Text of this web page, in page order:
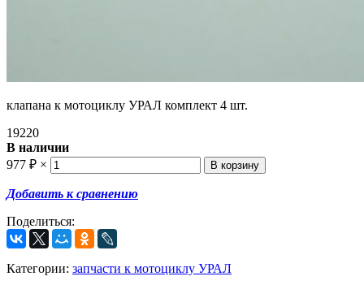
клапана к мотоциклу УРАЛ комплект 4 шт.
19220
В наличии
977 ₽ ×
Добавить к сравнению
Поделиться:
Категории: запчасти к мотоциклу УРАЛ